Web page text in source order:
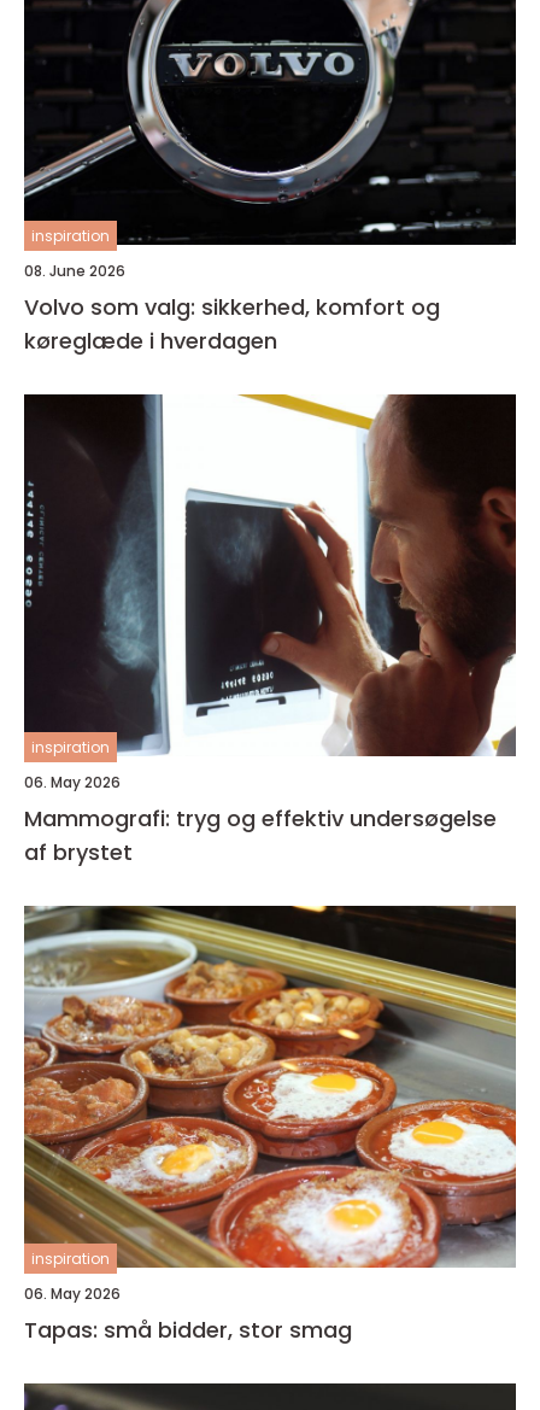
inspiration
08. June 2026
Volvo som valg: sikkerhed, komfort og
køreglæde i hverdagen
inspiration
06. May 2026
Mammografi: tryg og effektiv undersøgelse
af brystet
inspiration
06. May 2026
Tapas: små bidder, stor smag